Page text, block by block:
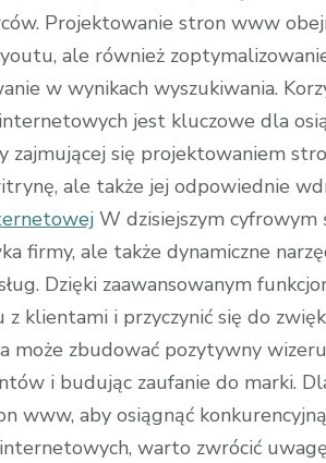
firmy
Projektowanie stron www
ale również
w wynikach wyszukiwania.
jest kluczowe dla
zajmującej się projektowaniem
ale także jej odpowiednie
W dzisiejszym
firmy, ale także dynamiczne
Dzięki zaawansowanym
klientami i przyczynić się do
może zbudować pozytywny
i budując zaufanie do marki.
www, aby osiągnąć
warto zwrócić